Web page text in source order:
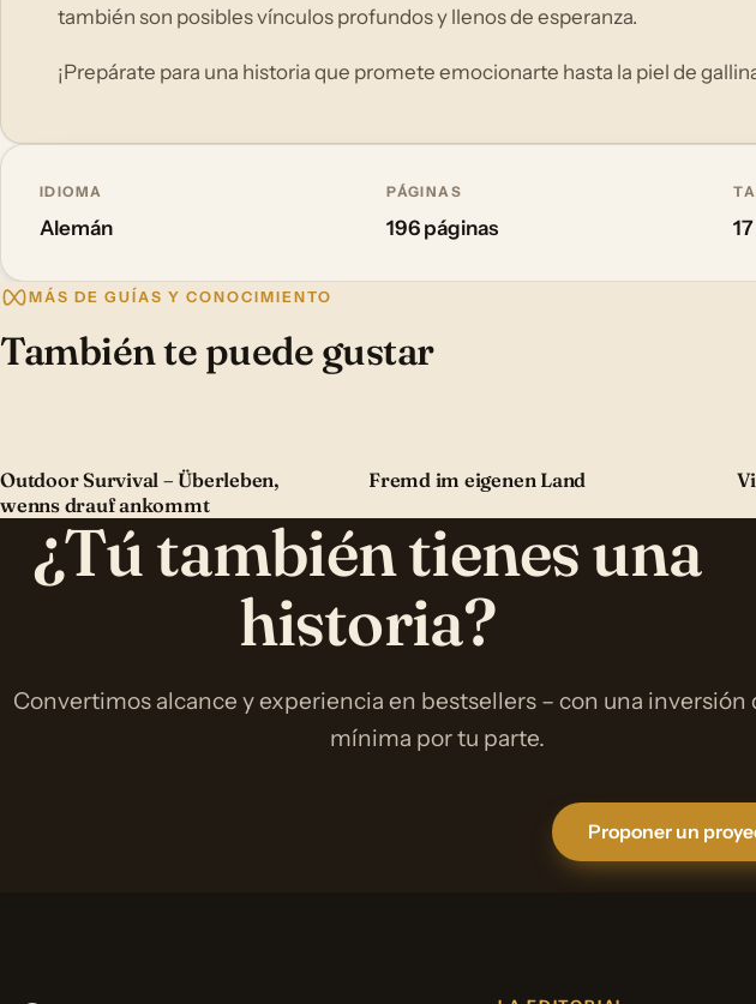
también son posibles vínculos profundos y llenos de esperanza.
¡Prepárate para una historia que promete emocionarte hasta la piel de
IDIOMA
Alemán
PÁGINAS
196 páginas
MÁS DE GUÍAS Y CONOCIMIENTO
También te puede gustar
Outdoor Survival – Überleben,
wenns drauf ankommt
Fremd im eigenen Land
¿Tú también tienes una
historia?
Convertimos alcance y experiencia en bestsellers – con una
mínima por tu parte.
Proponer un